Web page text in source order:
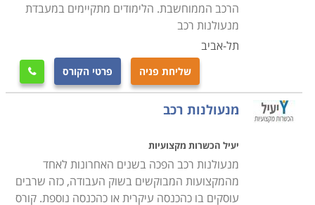
קורס מנעולן מעניק ידע מהבסיס, כך שאין כל צורך בידע
מוקדם, וכל אחד שהתחום מעניין אותו, יוכל לקחת בו חלק
ולרכוש לעצמו מקצוע מבוקש ומוביל ואף רווחי ביותר.
במסגרת הקורס יועברו שיעורים תיאורטיים בנושאי סוגי
המנעולים ומערכות הנעילה השונות, טכניקות פריצה,
מנעולים אנלוגיים ואלקטרונים והכשרה מעשית פרקטית
לפתיחת תקלות באופן מדויק, מבלי לגרום נזק למערכת
הקורס מותאם לאנשים עובדים, בתכנית לימודים מרוכזת, כך
הרכב הממוחשבת. הלימודים מתקיימים במעבדת
מנעולנות רכב
תל-אביב
שליחת פניה פרטי הקורס 
מנעולנות רכב
יעיל הכשרות מקצועיות
מנעולנות רכב הפכה בשנים האחרונות לאחד
מהמקצועות המבוקשים בשוק העבודה, כזה שרבים
עוסקים בו כהכנסה עיקרית או כהכנסה נוספת. קורס